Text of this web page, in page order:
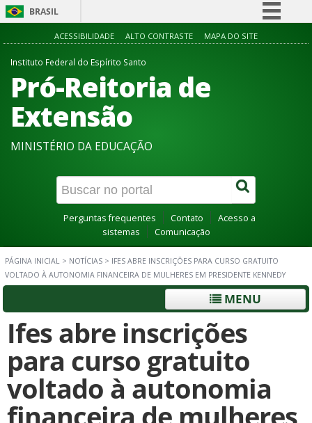
BRASIL
Simplifique!
Acesso à informação
ACESSIBILIDADE ALTO CONTRASTE MAPA DO SITE
Instituto Federal do Espírito Santo
Pró-Reitoria de
Extensão
MINISTÉRIO DA EDUCAÇÃO
Perguntas frequentes Contato
Acesso a
sistemas
Comunicação
PÁGINA INICIAL > NOTÍCIAS > IFES ABRE INSCRIÇÕES PARA CURSO GRATUITO
VOLTADO À AUTONOMIA FINANCEIRA DE MULHERES EM PRESIDENTE KENNEDY
MENU
Ifes abre inscrições
para curso gratuito
voltado à autonomia